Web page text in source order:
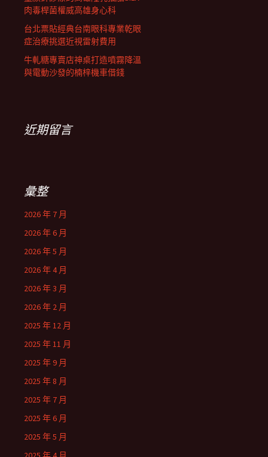
肉毒桿菌權威高雄身心科
台北票貼經典台南眼科專業乾眼
症治療挑選近視雷射費用
牛軋糖專賣店神桌打造噴霧降溫
與電動沙發的楠梓機車借錢
近期留言
彙整
2026 年 7 月
2026 年 6 月
2026 年 5 月
2026 年 4 月
2026 年 3 月
2026 年 2 月
2025 年 12 月
2025 年 11 月
2025 年 9 月
2025 年 8 月
2025 年 7 月
2025 年 6 月
2025 年 5 月